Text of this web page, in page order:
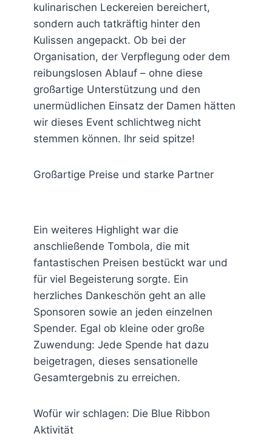
kulinarischen Leckereien bereichert,
sondern auch tatkräftig hinter den
Kulissen angepackt. Ob bei der
Organisation, der Verpflegung oder dem
reibungslosen Ablauf – ohne diese
großartige Unterstützung und den
unermüdlichen Einsatz der Damen hätten
wir dieses Event schlichtweg nicht
stemmen können. Ihr seid spitze!
Großartige Preise und starke Partner
Ein weiteres Highlight war die
anschließende Tombola, die mit
fantastischen Preisen bestückt war und
für viel Begeisterung sorgte. Ein
herzliches Dankeschön geht an alle
Sponsoren sowie an jeden einzelnen
Spender. Egal ob kleine oder große
Zuwendung: Jede Spende hat dazu
beigetragen, dieses sensationelle
Gesamtergebnis zu erreichen.
Wofür wir schlagen: Die Blue Ribbon
Aktivität